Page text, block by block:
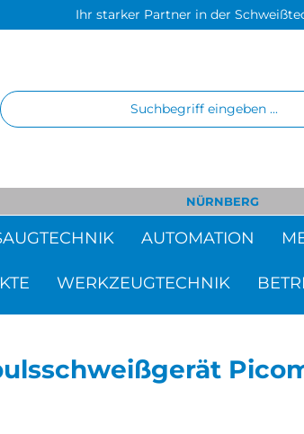
Ihr starker Partner in der
NÜRNBERG
AUTOMATION
WERKZEUGTECHNIK